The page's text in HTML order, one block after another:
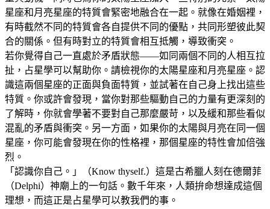
星座和月亮星座的特質會緊密地融合在一起。就像在婚姻裡，
有時截然不同的特質會各自提供不同的優點，共同形塑彼此契
合的關係。但有時對立的特質會相互抵觸，導致衝突。
若你覺得自己一直處於矛盾狀態——如同兩個不同的人相互拉
扯，占星學可以幫助你。請檢視你的太陽星座和月亮星座。認
識這兩個星座的正面與負面特質，並試著在自己身上找出這些
特質。你或許會發現，當你對那些驅動自己的力量有更深刻的
了解時，你就會學著不要對自己那麼嚴苛，以及緩和那些看似
混亂的矛盾與衝突。另一方面，如果你的太陽與月亮在同一個
星座，你可能會發現在你的性格裡，那個星座的特性會加倍強
烈。
「認識你自己。」（Know thyself.）這是古希臘人刻在德爾菲
（Delphi）神廟上的一句話。數千年來，人類拚命想達成這個
理想，而這正是占星學可以教我們的事。